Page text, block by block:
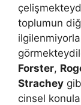
toplumun
Forster,
Strachey
cinsel